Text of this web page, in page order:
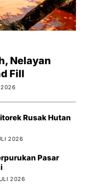
Nelayan
Fill
2026
Rusak Hutan
2026
Pasar
2026